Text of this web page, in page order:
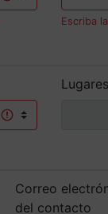
Escriba
Correo
del contacto